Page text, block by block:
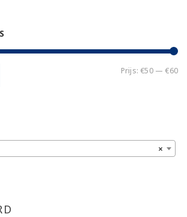
Prijs:€50—€60
×